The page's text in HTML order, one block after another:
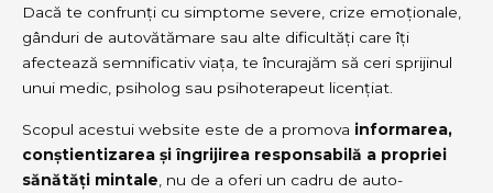
Dacă te confrunți cu simptome severe, crize emoționale,
gânduri de autovătămare sau alte dificultăți care îți
afectează semnificativ viața, te încurajăm să ceri sprijinul
unui medic, psiholog sau psihoterapeut licențiat.
Scopul acestui website este de a promova informarea,
conștientizarea și îngrijirea responsabilă a propriei
sănătăți mintale , nu de a oferi un cadru de auto-